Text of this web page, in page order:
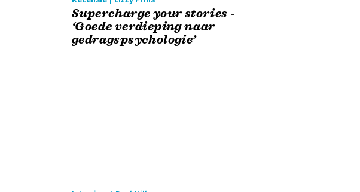
Supercharge your stories -
‘Goede verdieping naar
gedragspsychologie’